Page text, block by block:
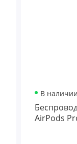
В
AirPods